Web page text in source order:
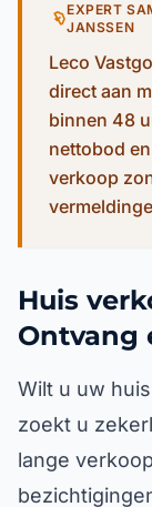
EXPERT
JANSSEN
Leco
direct aan
binnen 48
nettobod
verkoop
Huis
Ontvang
Wilt u uw
zoekt u
lange